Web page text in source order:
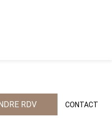
RDV CONTACT